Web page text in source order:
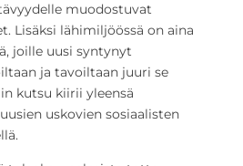
muodostuvat
Lisäksi lähimiljöössä on aina
joille uusi syntynyt
ja tavoiltaan juuri se
kutsu kiirii yleensä
uskovien sosiaalisten